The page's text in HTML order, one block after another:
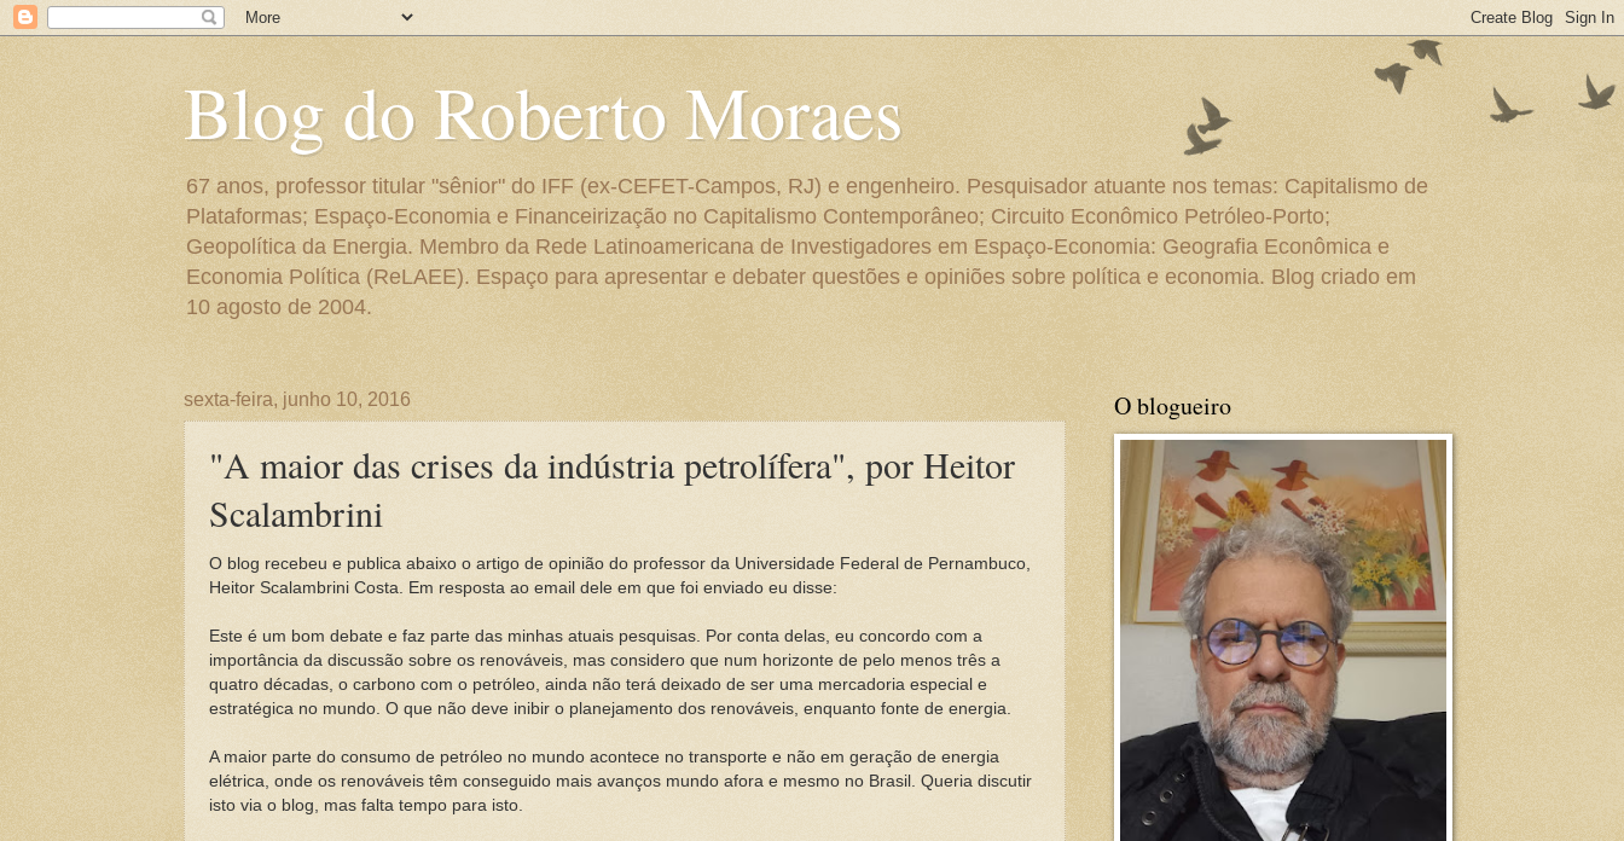
Blog do Roberto Moraes
67 anos, professor titular "sênior" do IFF (ex-CEFET-Campos, RJ) e engenheiro. Pesquisador atuante nos temas: Capitalismo de
Plataformas; Espaço-Economia e Financeirização no Capitalismo Contemporâneo; Circuito Econômico Petróleo-Porto;
Geopolítica da Energia. Membro da Rede Latinoamericana de Investigadores em Espaço-Economia: Geografia Econômica e
Economia Política (ReLAEE). Espaço para apresentar e debater questões e opiniões sobre política e economia. Blog criado em
10 agosto de 2004.
sexta-feira, junho 10, 2016
"A maior das crises da indústria petrolífera", por Heitor
Scalambrini
O blog recebeu e publica abaixo o artigo de opinião do professor da Universidade Federal de Pernambuco,
Heitor Scalambrini Costa. Em resposta ao email dele em que foi enviado eu disse:
Este é um bom debate e faz parte das minhas atuais pesquisas. Por conta delas, eu concordo com a
importância da discussão sobre os renováveis, mas considero que num horizonte de pelo menos três a
quatro décadas, o carbono com o petróleo, ainda não terá deixado de ser uma mercadoria especial e
estratégica no mundo. O que não deve inibir o planejamento dos renováveis, enquanto fonte de energia.
A maior parte do consumo de petróleo no mundo acontece no transporte e não em geração de energia
elétrica, onde os renováveis têm conseguido mais avanços mundo afora e mesmo no Brasil. Queria discutir
isto via o blog, mas falta tempo para isto.
O blogueiro